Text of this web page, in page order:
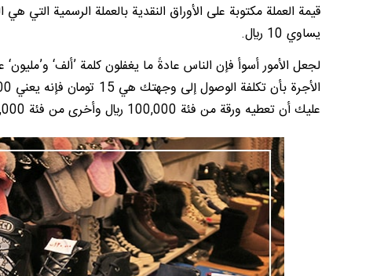
قيمة العملة مكتوبة على الأوراق النقدية بالعملة الرسمية التي
يساوي 10 ريال.
لجعل الأمور أسوأ فإن الناس عادةً ما يغفلون كلمة ’ألف‘
عليك أن تعطيه ورقة من فئة 100,000 ريال وأخرى من فئة 50,000 ريال.